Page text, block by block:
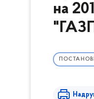
на